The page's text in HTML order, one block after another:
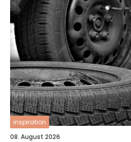
inspiration
08. August 2026